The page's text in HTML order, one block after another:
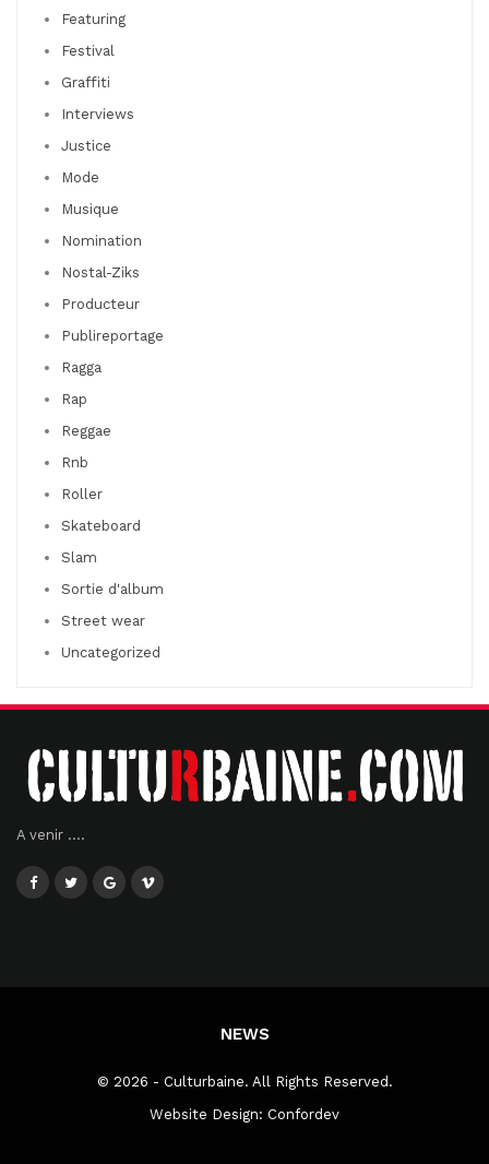
Featuring
Festival
Graffiti
Interviews
Justice
Mode
Musique
Nomination
Nostal-Ziks
Producteur
Publireportage
Ragga
Rap
Reggae
Rnb
Roller
Skateboard
Slam
Sortie d'album
Street wear
Uncategorized
A venir ....
NEWS
© 2026 - Culturbaine. All Rights Reserved.
Website Design: Confordev